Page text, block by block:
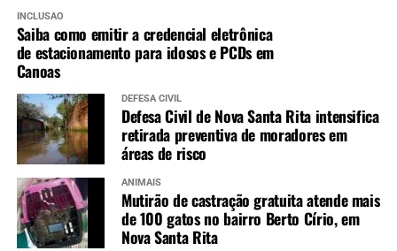
INCLUSÃO
Saiba como emitir a credencial eletrônica
de estacionamento para idosos e PCDs em
Canoas
DEFESA CIVIL
Defesa Civil de Nova Santa Rita intensifica
retirada preventiva de moradores em
áreas de risco
ANIMAIS
Mutirão de castração gratuita atende mais
de 100 gatos no bairro Berto Círio, em
Nova Santa Rita